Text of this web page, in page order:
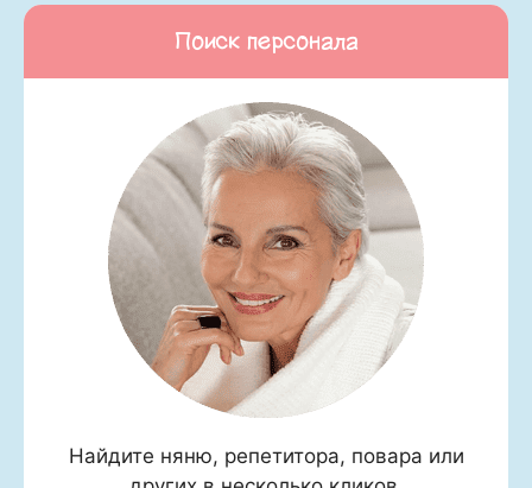
Поиск персонала
Найдите няню, репетитора, повара или